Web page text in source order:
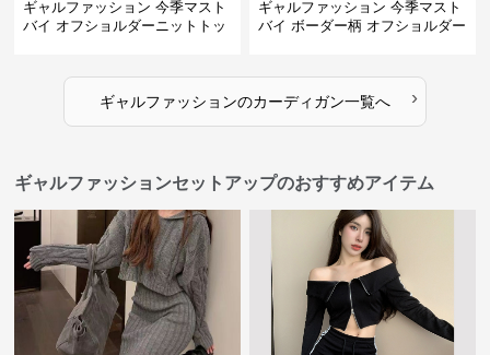
ギャルファッション 今季マスト
バイ オフショルダーニットトッ
ギャルファッション 今季マスト
バイ ボーダー柄 オフショルダー
ギャルファッションのカーディガン一覧へ ›
ギャルファッションセットアップのおすすめアイテム